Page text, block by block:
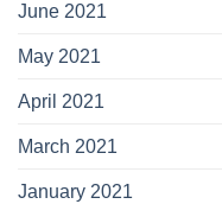
June 2021
May 2021
April 2021
March 2021
January 2021